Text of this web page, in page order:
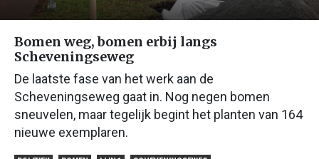
Bomen weg, bomen erbij langs
Scheveningseweg
De laatste fase van het werk aan de
Scheveningseweg gaat in. Nog negen bomen
sneuvelen, maar tegelijk begint het planten van 164
nieuwe exemplaren.